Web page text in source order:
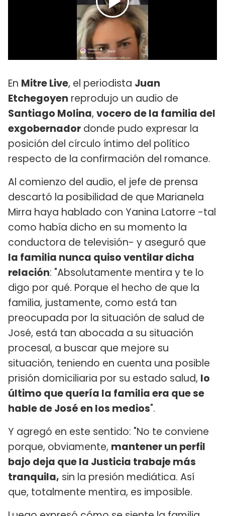
En Mitre Live, el periodista Juan
Etchegoyen reprodujo un audio de
Santiago Molina, vocero de la familia del
exgobernador donde pudo expresar la
posición del círculo íntimo del político
respecto de la confirmación del romance.
Al comienzo del audio, el jefe de prensa
descartó la posibilidad de que Marianela
Mirra haya hablado con Yanina Latorre -tal
como había dicho en su momento la
conductora de televisión- y aseguró que
la familia nunca quiso ventilar dicha
relación: "Absolutamente mentira y te lo
digo por qué. Porque el hecho de que la
familia, justamente, como está tan
preocupada por la situación de salud de
José, está tan abocada a su situación
procesal, a buscar que mejore su
situación, teniendo en cuenta una posible
prisión domiciliaria por su estado salud, lo
último que quería la familia era que se
hable de José en los medios".
Y agregó en este sentido: "No te conviene
porque, obviamente, mantener un perfil
bajo deja que la Justicia trabaje más
tranquila, sin la presión mediática. Así
que, totalmente mentira, es imposible.